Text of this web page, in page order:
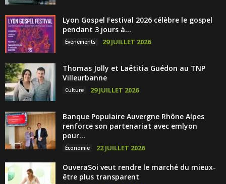
Lyon Gospel Festival 2026 célèbre le gospel
pendant 3 jours à...
Évènements 29 JUILLET 2026
Thomas Jolly et Laëtitia Guédon au TNP
Villeurbanne
Culture 29 JUILLET 2026
Banque Populaire Auvergne Rhône Alpes
renforce son partenariat avec emlyon
pour...
Économie 22 JUILLET 2026
OuveraSoi veut rendre le marché du mieux-
être plus transparent